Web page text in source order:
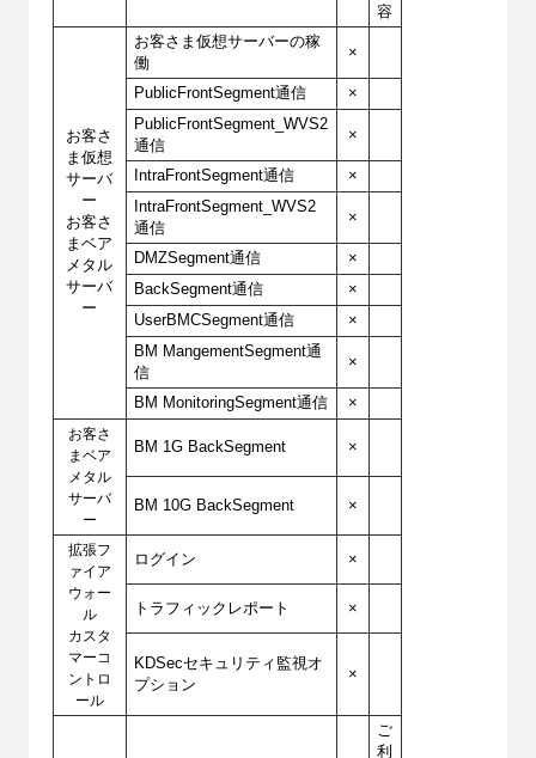
容
お客さ
ま仮想
サーバ
ー
お客さ
まベア
メタル
サーバ
ー
お客さま仮想サーバーの稼
働
×
PublicFrontSegment通信
×
PublicFrontSegment_WVS2
通信
×
IntraFrontSegment通信
×
IntraFrontSegment_WVS2
通信
×
DMZSegment通信
×
BackSegment通信
×
UserBMCSegment通信
×
BM MangementSegment通
信
×
BM MonitoringSegment通信
×
お客さ
まベア
メタル
サーバ
ー
BM 1G BackSegment ×
BM 10G BackSegment ×
拡張フ
ァイア
ウォー
ル
カスタ
マーコ
ントロ
ール
ログイン ×
トラフィックレポート ×
KDSecセキュリティ監視オ
プション
×
ご
利